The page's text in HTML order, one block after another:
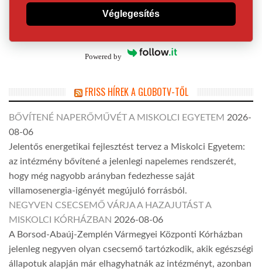
Véglegesítés
Powered by
FRISS HÍREK A GLOBOTV-TŐL
BŐVÍTENÉ NAPERŐMŰVÉT A MISKOLCI EGYETEM 2026-
08-06
Jelentős energetikai fejlesztést tervez a Miskolci Egyetem:
az intézmény bővítené a jelenlegi napelemes rendszerét,
hogy még nagyobb arányban fedezhesse saját
villamosenergia-igényét megújuló forrásból.
NEGYVEN CSECSEMŐ VÁRJA A HAZAJUTÁST A
MISKOLCI KÓRHÁZBAN 2026-08-06
A Borsod-Abaúj-Zemplén Vármegyei Központi Kórházban
jelenleg negyven olyan csecsemő tartózkodik, akik egészségi
állapotuk alapján már elhagyhatnák az intézményt, azonban